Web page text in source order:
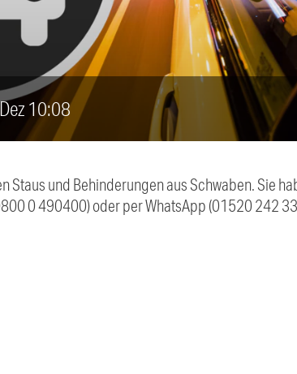
10:08
Staus und Behinderungen aus Schwaben. Sie
0 490400) oder per WhatsApp (01520 242